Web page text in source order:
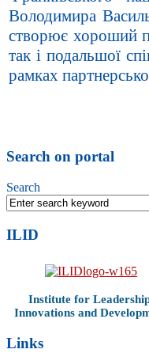
Володимира
створює хороший
так і подальшої
рамках
Search on portal
Search
ILID
Institute for
Innovations and
Links